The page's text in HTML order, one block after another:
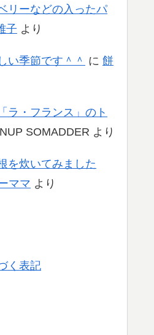
リーなどの入ったパ
子 より
い季節です＾＾ に 餅
ラ・フランス」のト
SOMADDER より
を炊いてみました
ママ より
く表記